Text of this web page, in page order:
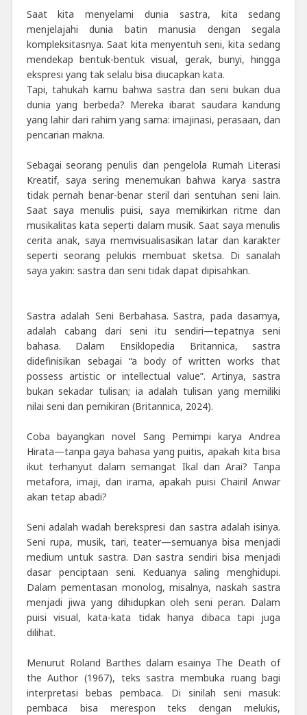
Saat kita menyelami dunia sastra, kita sedang
menjelajahi dunia batin manusia dengan segala
kompleksitasnya. Saat kita menyentuh seni, kita sedang
mendekap bentuk-bentuk visual, gerak, bunyi, hingga
ekspresi yang tak selalu bisa diucapkan kata.
Tapi, tahukah kamu bahwa sastra dan seni bukan dua
dunia yang berbeda? Mereka ibarat saudara kandung
yang lahir dari rahim yang sama: imajinasi, perasaan, dan
pencarian makna.
Sebagai seorang penulis dan pengelola Rumah Literasi
Kreatif, saya sering menemukan bahwa karya sastra
tidak pernah benar-benar steril dari sentuhan seni lain.
Saat saya menulis puisi, saya memikirkan ritme dan
musikalitas kata seperti dalam musik. Saat saya menulis
cerita anak, saya memvisualisasikan latar dan karakter
seperti seorang pelukis membuat sketsa. Di sanalah
saya yakin: sastra dan seni tidak dapat dipisahkan.
Sastra adalah Seni Berbahasa. Sastra, pada dasarnya,
adalah cabang dari seni itu sendiri—tepatnya seni
bahasa. Dalam Ensiklopedia Britannica, sastra
didefinisikan sebagai “a body of written works that
possess artistic or intellectual value”. Artinya, sastra
bukan sekadar tulisan; ia adalah tulisan yang memiliki
nilai seni dan pemikiran (Britannica, 2024).
Coba bayangkan novel Sang Pemimpi karya Andrea
Hirata—tanpa gaya bahasa yang puitis, apakah kita bisa
ikut terhanyut dalam semangat Ikal dan Arai? Tanpa
metafora, imaji, dan irama, apakah puisi Chairil Anwar
akan tetap abadi?
Seni adalah wadah berekspresi dan sastra adalah isinya.
Seni rupa, musik, tari, teater—semuanya bisa menjadi
medium untuk sastra. Dan sastra sendiri bisa menjadi
dasar penciptaan seni. Keduanya saling menghidupi.
Dalam pementasan monolog, misalnya, naskah sastra
menjadi jiwa yang dihidupkan oleh seni peran. Dalam
puisi visual, kata-kata tidak hanya dibaca tapi juga
dilihat.
Menurut Roland Barthes dalam esainya The Death of
the Author (1967), teks sastra membuka ruang bagi
interpretasi bebas pembaca. Di sinilah seni masuk:
pembaca bisa merespon teks dengan melukis,